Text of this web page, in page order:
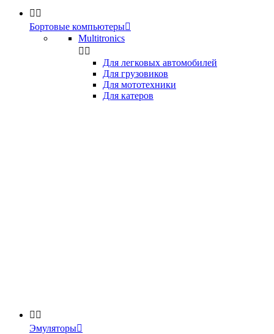
 
Бортовые компьютеры
Multitronics
 
Для легковых автомобилей
Для грузовиков
Для мототехники
Для катеров
 
Эмуляторы